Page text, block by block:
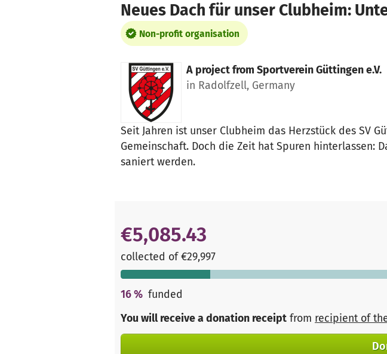
Neues Dach für unser Clubheim:
Non-profit organisation
A project from Sportverein Güttingen e.V.
in Radolfzell, Germany
Seit Jahren ist unser Clubheim das Herzstück des SV
Gemeinschaft. Doch die Zeit hat Spuren hinterlassen:
saniert werden.
€5,085.43
collected of €29,997
16% funded
You will receive a donation receipt from recipient of